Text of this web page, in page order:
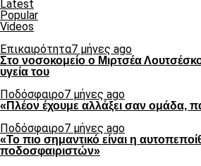
Latest
Popular
Videos
Επικαιρότητα7 μήνες ago
Στο νοσοκομείο ο Μιρτσέα
υγεία του
Ποδόσφαιρο7 μήνες ago
«Πλέον έχουμε αλλάξει σαν ομάδα,
Ποδόσφαιρο7 μήνες ago
«Το πιο σημαντικό είναι η
ποδοσφαιριστών»